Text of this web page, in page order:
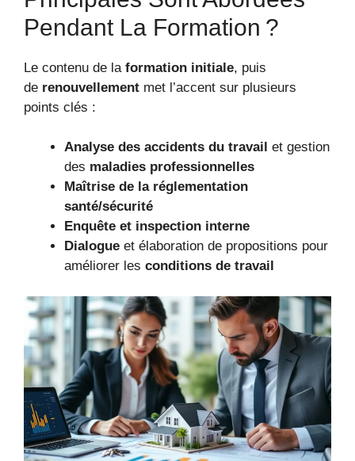
Pendant La Formation ?
Le contenu de la formation initiale, puis
de renouvellement met l’accent sur plusieurs
points clés :
Analyse des accidents du travail et gestion
des maladies professionnelles
Maîtrise de la réglementation
santé/sécurité
Enquête et inspection interne
Dialogue et élaboration de propositions pour
améliorer les conditions de travail